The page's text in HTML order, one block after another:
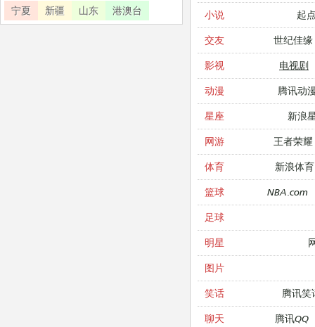
小说 起
交友 世纪佳缘
影视 电视剧
动漫 腾讯动
星座 新浪
网游 王者荣耀
体育 新浪体育
篮球 NBA.com
足球
明星
图片
笑话 腾讯笑
聊天 腾讯QQ
宁夏
新疆 山东 港澳台